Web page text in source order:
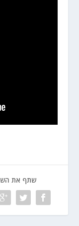
שתף את